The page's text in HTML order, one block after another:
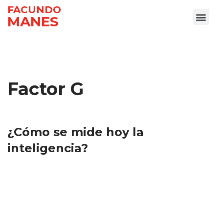
Ir
FACUNDO
MANES
Factor G
¿Cómo se mide hoy la
inteligencia?